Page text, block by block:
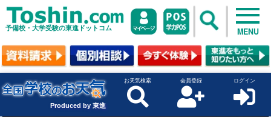
予備校・大学受験の東進ドットコム MENU
Produced by 東進
お天気検索 会員登録 ログイン